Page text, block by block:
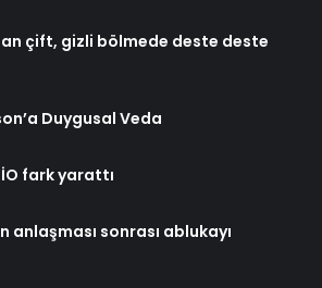
çift, gizli bölmede deste deste
Duygusal Veda
fark yarattı
anlaşması sonrası ablukayı